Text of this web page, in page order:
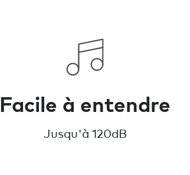
Facile à entendre
Jusqu'à 120dB